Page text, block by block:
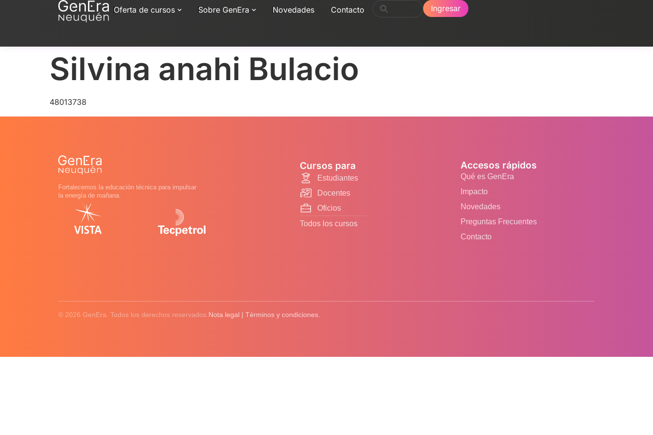
Oferta de cursos Sobre GenEra Novedades Contacto Ingresar
Silvina anahi Bulacio
48013738
Fortalecemos la educación técnica para impulsar
la energía de mañana.
Cursos para
Estudiantes
Docentes
Oficios
Todos los cursos
Accesos rápidos
Qué es GenEra
Impacto
Novedades
Preguntas Frecuentes
Contacto
© 2026 GenEra. Todos los derechos reservados. Nota legal | Términos y condiciones.